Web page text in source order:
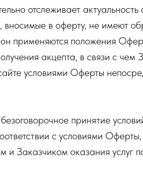
отслеживает
в оферту, не имеют
применяются положения
акцепта, в связи с чем
условиями Оферты
принятие
с условиями
и Заказчиком оказания услуг